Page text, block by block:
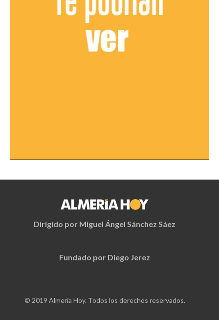
Dirigido por Miguel Ángel Sánchez Sáez
Fundado por Diego Jerez
© 2019 Almería Hoy. Todos los derechos reservados.